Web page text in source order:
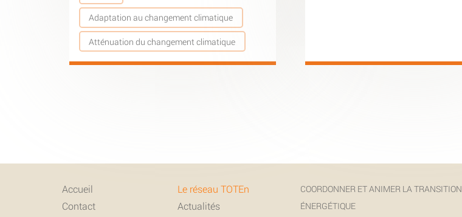
Adaptation au changement climatique
Atténuation du changement climatique
Accueil
Contact
Le réseau TOTEn
Actualités
COORDONNER ET ANIMER LA TRANSITION
ÉNERGÉTIQUE